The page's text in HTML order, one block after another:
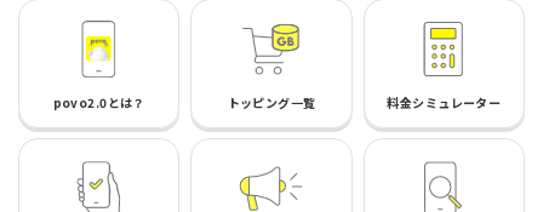
povo2.0とは？ トッピング一覧 料金シミュレーター